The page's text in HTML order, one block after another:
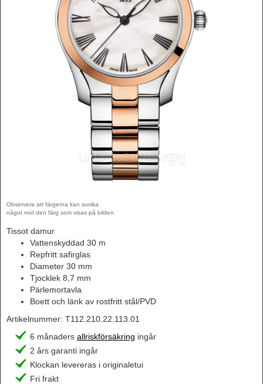
Observera att färgerna kan avvika
något mot den färg som visas på bilden
Tissot damur
Vattenskyddad 30 m
Repfritt safirglas
Diameter 30 mm
Tjocklek 8,7 mm
Pärlemortavla
Boett och länk av rostfritt stål/PVD
Artikelnummer: T112.210.22.113.01
6 månaders allriskförsäkring ingår
2 års garanti ingår
Klockan levereras i originaletui
Fri frakt